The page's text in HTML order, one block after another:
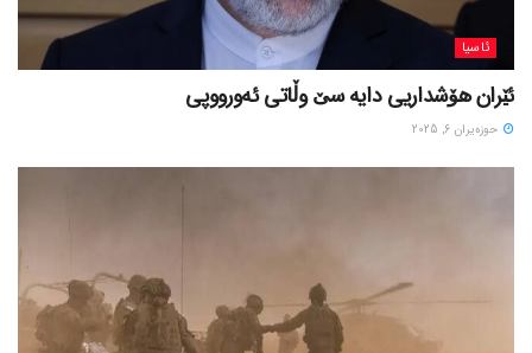
ئاسیا
ئێران هۆشداریی دایە سێ وڵاتی ئەورووپی
حوزه‌یران 6, 2025